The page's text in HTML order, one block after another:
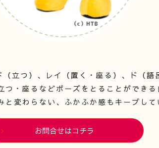
立つ）、レイ（置く・座る）、ド（語
・座るなどポーズをとることができる
と変わらない、ふかふか感もキープして
お問合せはコチラ